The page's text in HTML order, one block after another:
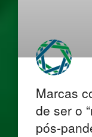
Marcas
de ser o
pós-